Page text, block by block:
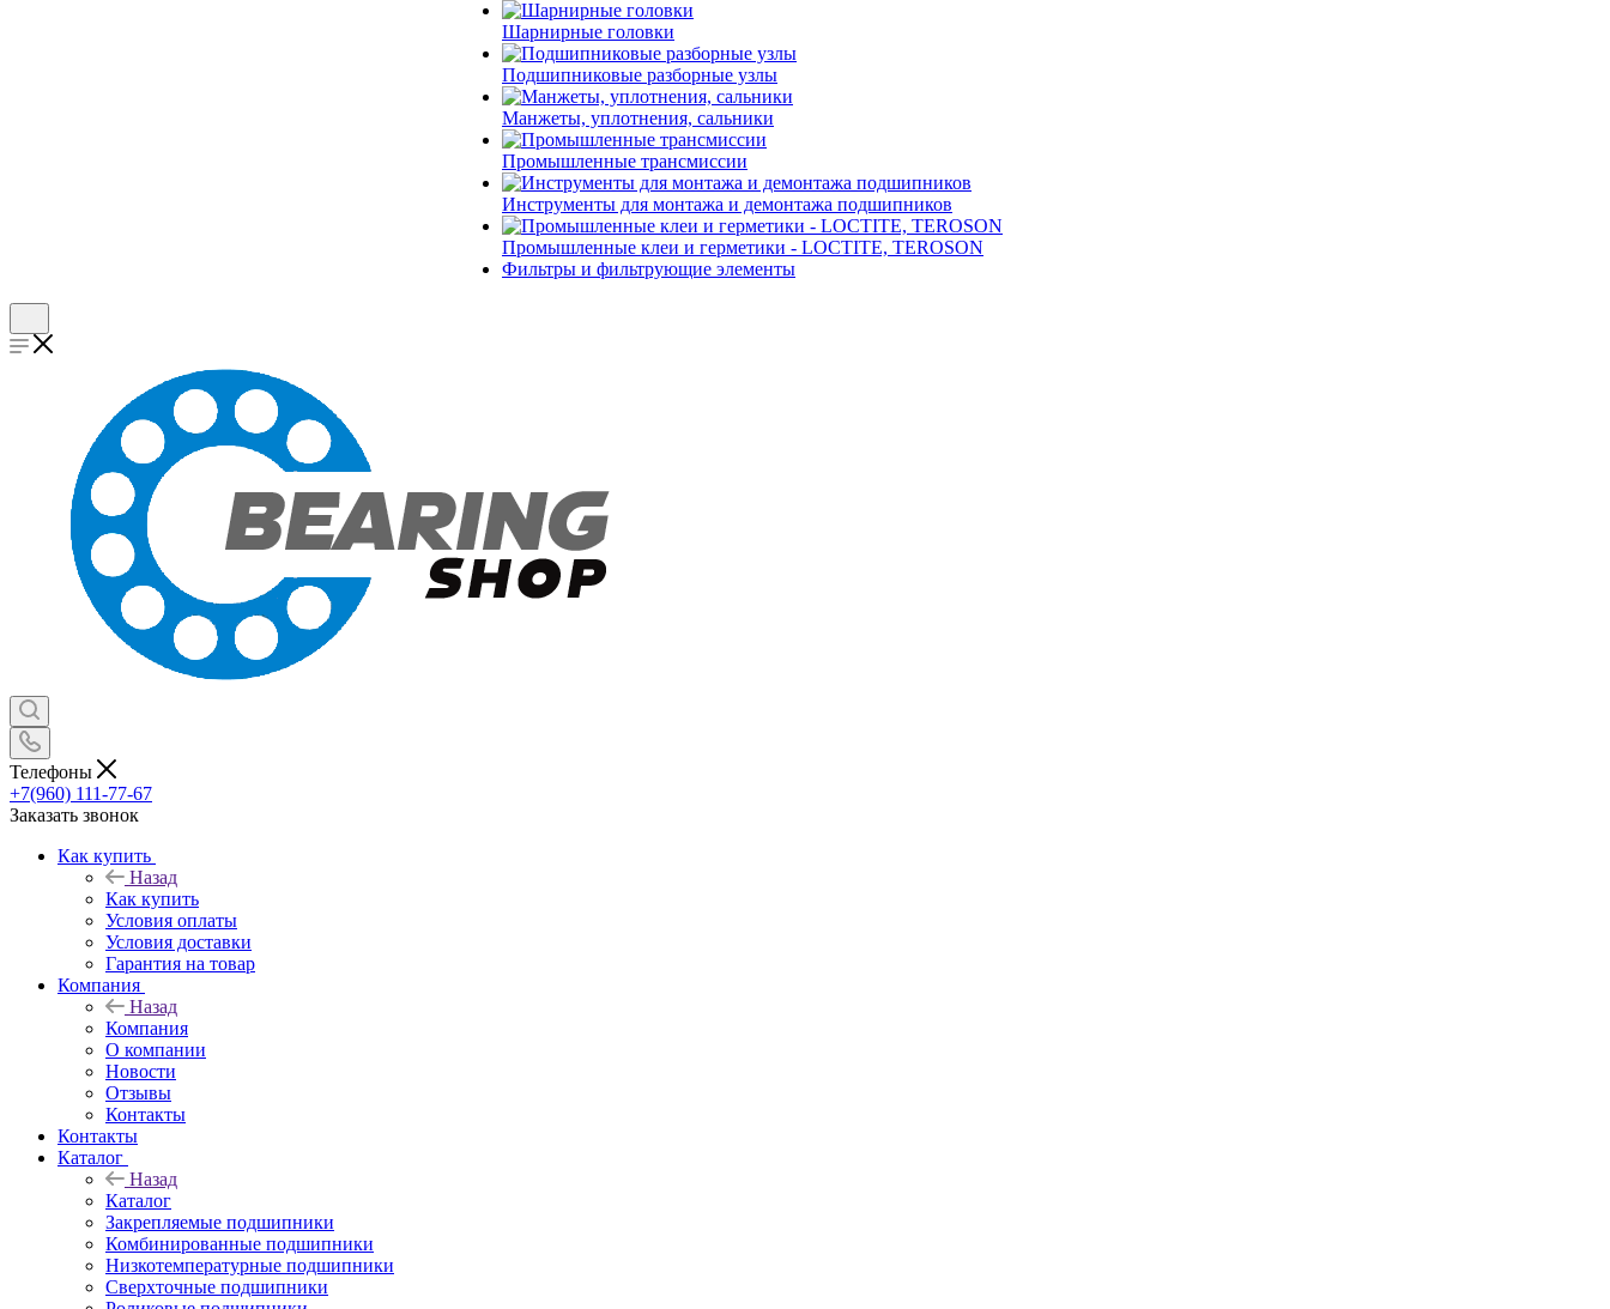
Шарнирные головки
Подшипниковые разборные узлы
Манжеты, уплотнения, сальники
Промышленные трансмиссии
Инструменты для монтажа и демонтажа подшипников
Промышленные клеи и герметики - LOCTITE, TEROSON
Фильтры и фильтрующие элементы
Телефоны
+7(960) 111-77-67
Заказать звонок
Как купить
Назад
Как купить
Условия оплаты
Условия доставки
Гарантия на товар
Компания
Назад
Компания
О компании
Новости
Отзывы
Контакты
Контакты
Каталог
Назад
Каталог
Закрепляемые подшипники
Комбинированные подшипники
Низкотемпературные подшипники
Сверхточные подшипники